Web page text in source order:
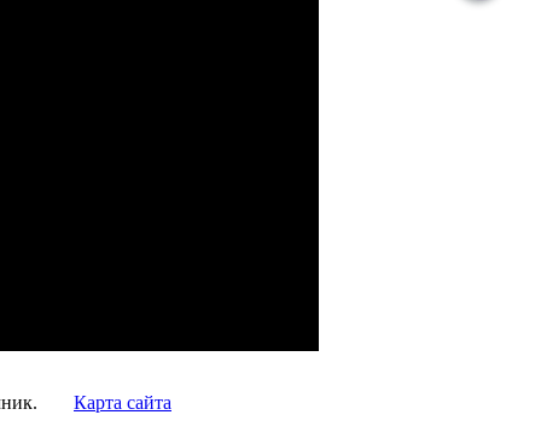
Карта сайта